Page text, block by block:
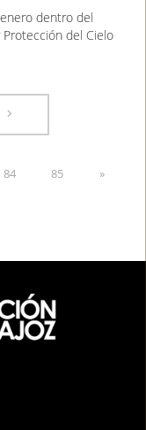
dentro del
del Cielo
84 85 »